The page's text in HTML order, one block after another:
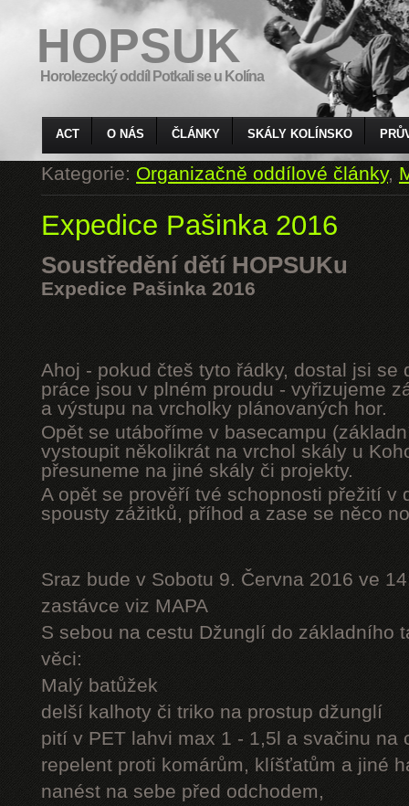
HOPSUK
Horolezecký oddíl Potkali se u Kolína
ACT O NÁS ČLÁNKY SKÁLY KOLÍNSKO
Kategorie:Organizačně oddílové články,
Expedice Pašinka 2016
Soustředění dětí HOPSUKu
Expedice Pašinka 2016
Ahoj - pokud čteš tyto řádky, dostal jsi se
práce jsou v plném proudu - vyřizujeme
a výstupu na vrcholky plánovaných hor.
Opět se utáboříme v basecampu
vystoupit několikrát na vrchol skály u
přesuneme na jiné skály či projekty.
A opět se prověří tvé schopnosti přežití v
spousty zážitků, příhod a zase se něco
Sraz bude v Sobotu 9. Června 2016 ve
zastávce viz MAPA
S sebou na cestu Džunglí do základního
věci:
Malý batůžek
delší kalhoty či triko na prostup džunglí
pití v PET lahvi max 1 - 1,5l a svačinu na
repelent proti komárům, klíšťatům a jiné
nanést na sebe před odchodem,